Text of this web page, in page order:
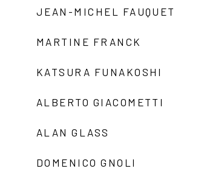
JEAN-MICHEL FAUQUET
MARTINE FRANCK
KATSURA FUNAKOSHI
ALBERTO GIACOMETTI
ALAN GLASS
DOMENICO GNOLI